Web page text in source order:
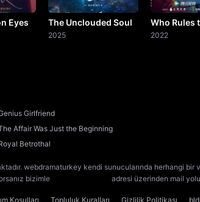
Eyes The Unclouded Soul
2025
Who Rules
2022
Girlfriend
Affair Was Just the Beginning
Betrothal
webdramaturkey kendi sunucularında herhangi bir
bizimle
adresi üzerinden mail
Koşulları Topluluk Kuralları Gizlilik Politikası